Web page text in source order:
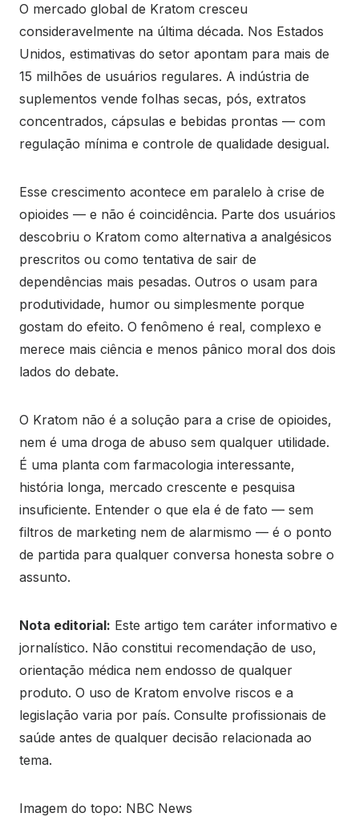
O mercado global de Kratom cresceu
consideravelmente na última década. Nos Estados
Unidos, estimativas do setor apontam para mais de
15 milhões de usuários regulares. A indústria de
suplementos vende folhas secas, pós, extratos
concentrados, cápsulas e bebidas prontas — com
regulação mínima e controle de qualidade desigual.
Esse crescimento acontece em paralelo à crise de
opioides — e não é coincidência. Parte dos usuários
descobriu o Kratom como alternativa a analgésicos
prescritos ou como tentativa de sair de
dependências mais pesadas. Outros o usam para
produtividade, humor ou simplesmente porque
gostam do efeito. O fenômeno é real, complexo e
merece mais ciência e menos pânico moral dos dois
lados do debate.
O Kratom não é a solução para a crise de opioides,
nem é uma droga de abuso sem qualquer utilidade.
É uma planta com farmacologia interessante,
história longa, mercado crescente e pesquisa
insuficiente. Entender o que ela é de fato — sem
filtros de marketing nem de alarmismo — é o ponto
de partida para qualquer conversa honesta sobre o
assunto.
Nota editorial: Este artigo tem caráter informativo e
jornalístico. Não constitui recomendação de uso,
orientação médica nem endosso de qualquer
produto. O uso de Kratom envolve riscos e a
legislação varia por país. Consulte profissionais de
saúde antes de qualquer decisão relacionada ao
tema.
Imagem do topo: NBC News